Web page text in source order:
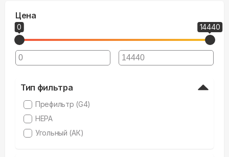
Цена
0 14440
Тип фильтра
Префильтр (G4)
HEPA
Угольный (АК)